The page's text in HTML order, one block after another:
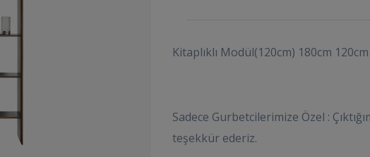
Kitaplıklı Modül(120cm) 180cm
Sadece Gurbetcilerimize Özel :
teşekkür ederiz.